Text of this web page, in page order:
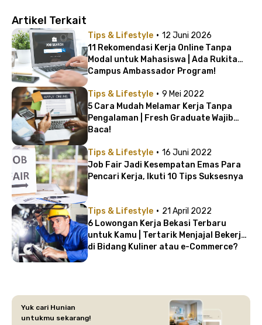
Artikel Terkait
Tips & Lifestyle · 12 Juni 2026
11 Rekomendasi Kerja Online Tanpa
Modal untuk Mahasiswa | Ada Rukita
Campus Ambassador Program!
Tips & Lifestyle · 9 Mei 2022
5 Cara Mudah Melamar Kerja Tanpa
Pengalaman | Fresh Graduate Wajib
Baca!
Tips & Lifestyle · 16 Juni 2022
Job Fair Jadi Kesempatan Emas Para
Pencari Kerja, Ikuti 10 Tips Suksesnya
Tips & Lifestyle · 21 April 2022
6 Lowongan Kerja Bekasi Terbaru
untuk Kamu | Tertarik Menjajal Bekerja
di Bidang Kuliner atau e-Commerce?
Yuk cari Hunian
untukmu sekarang!